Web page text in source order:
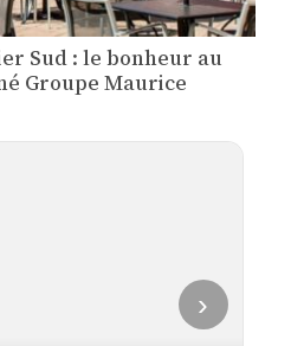
Sud : le bonheur au
Groupe Maurice
›